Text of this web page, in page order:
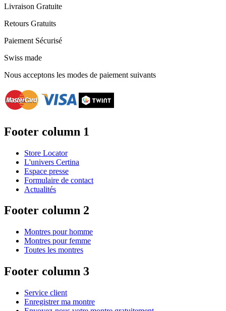
Livraison Gratuite
Retours Gratuits
Paiement Sécurisé
Swiss made
Nous acceptons les modes de paiement suivants
Footer column 1
Store Locator
L'univers Certina
Espace presse
Formulaire de contact
Actualités
Footer column 2
Montres pour homme
Montres pour femme
Toutes les montres
Footer column 3
Service client
Enregistrer ma montre